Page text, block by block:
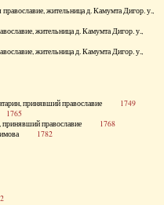
православие, жительница д. Камумта Дигор. у.,
жительница д. Камумта Дигор. у.,
жительница д. Камумта Дигор. у.,
принявший православие 1749
1765
принявший православие 1768
1782